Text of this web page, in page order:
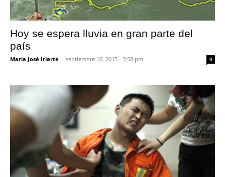
Hoy se espera lluvia en gran parte del
país
María José Iriarte - septiembre 10, 2015 - 3:58 pm 0